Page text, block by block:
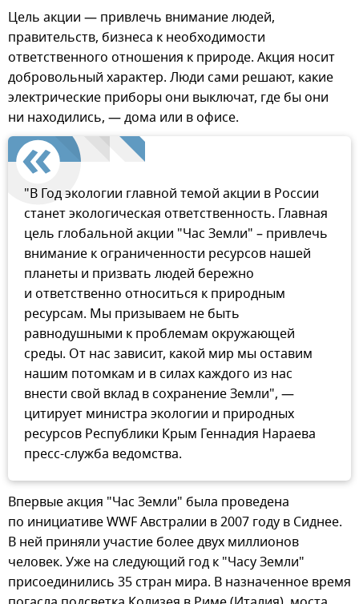
Цель акции — привлечь внимание людей,
правительств, бизнеса к необходимости
ответственного отношения к природе. Акция носит
добровольный характер. Люди сами решают, какие
электрические приборы они выключат, где бы они
ни находились, — дома или в офисе.
"В Год экологии главной темой акции в России
станет экологическая ответственность. Главная
цель глобальной акции "Час Земли" – привлечь
внимание к ограниченности ресурсов нашей
планеты и призвать людей бережно
и ответственно относиться к природным
ресурсам. Мы призываем не быть
равнодушными к проблемам окружающей
среды. От нас зависит, какой мир мы оставим
нашим потомкам и в силах каждого из нас
внести свой вклад в сохранение Земли", —
цитирует министра экологии и природных
ресурсов Республики Крым Геннадия Нараева
пресс-служба ведомства.
Впервые акция "Час Земли" была проведена
по инициативе WWF Австралии в 2007 году в Сиднее.
В ней приняли участие более двух миллионов
человек. Уже на следующий год к "Часу Земли"
присоединились 35 стран мира. В назначенное время